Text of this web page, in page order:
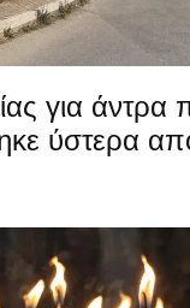
για άντρα
ύστερα